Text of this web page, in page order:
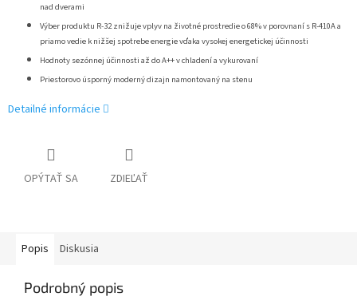
nad dverami
Výber produktu R-32 znižuje vplyv na životné prostredie o 68% v porovnaní s R-410A a
priamo vedie k nižšej spotrebe energie vďaka vysokej energetickej účinnosti
Hodnoty sezónnej účinnosti až do A++ v chladení a vykurovaní
Priestorovo úsporný moderný dizajn namontovaný na stenu
Detailné informácie
OPÝTAŤ SA ZDIEĽAŤ
Popis Diskusia
Podrobný popis